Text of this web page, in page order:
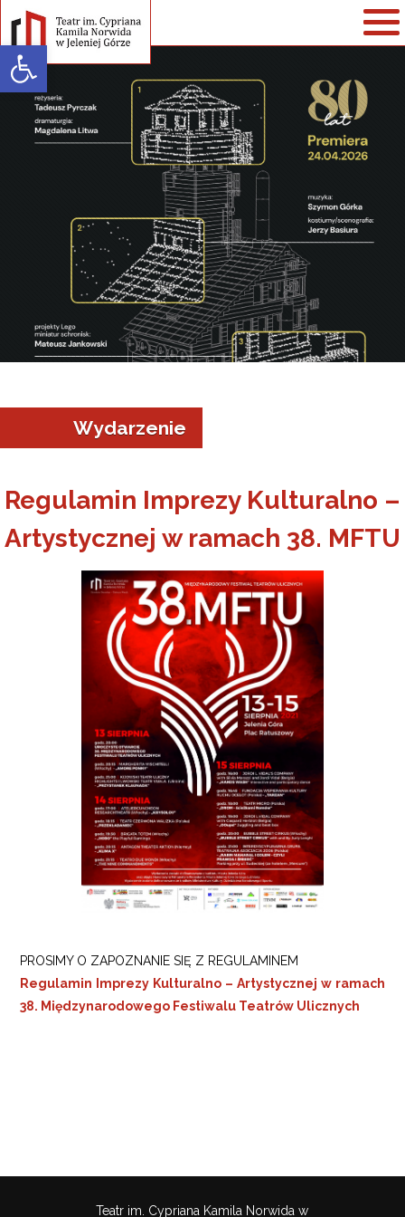
Open toolbar
w Jeleniej Górze
Wydarzenie
Regulamin Imprezy Kulturalno –
Artystycznej w ramach 38. MFTU
PROSIMY O ZAPOZNANIE SIĘ Z REGULAMINEM
Regulamin Imprezy Kulturalno – Artystycznej w ramach
38. Międzynarodowego Festiwalu Teatrów Ulicznych
Teatr im. Cypriana Kamila Norwida w